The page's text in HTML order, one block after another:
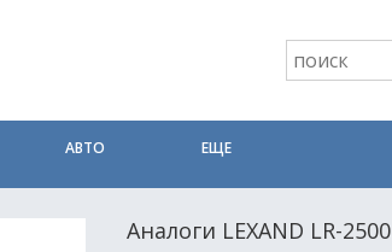
АВТО ЕЩЕ
Аналоги LEXAND LR-2500